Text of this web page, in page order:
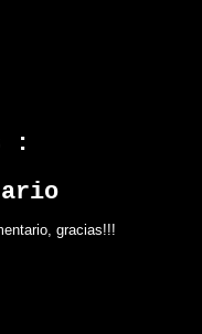
:
gracias!!!